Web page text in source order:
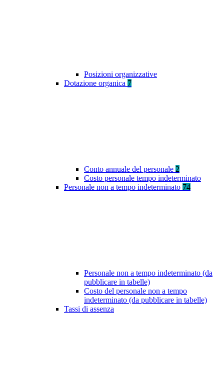
Posizioni organizzative
Dotazione organica 7
Conto annuale del personale 2
Costo personale tempo indeterminato
Personale non a tempo indeterminato 74
Personale non a tempo indeterminato (da
pubblicare in tabelle)
Costo del personale non a tempo
indeterminato (da pubblicare in tabelle)
Tassi di assenza